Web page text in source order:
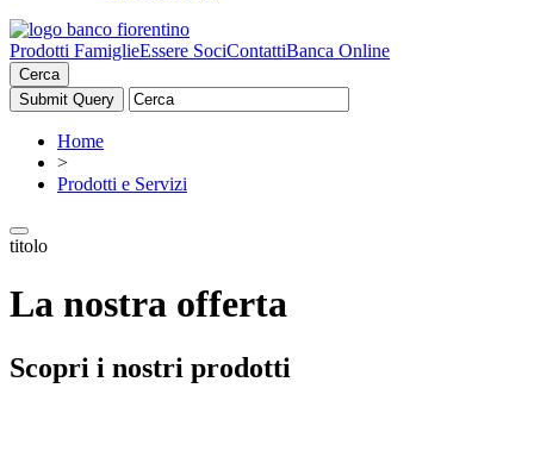
Prodotti FamiglieEssere SociContattiBanca Online
Cerca
Home
>
Prodotti e Servizi
titolo
La nostra offerta
Scopri i nostri prodotti